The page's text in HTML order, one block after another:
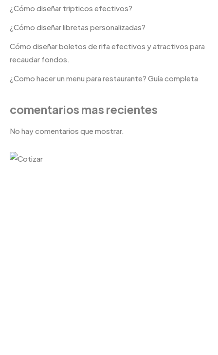
¿Cómo diseñar tripticos efectivos?
¿Cómo diseñar libretas personalizadas?
Cómo diseñar boletos de rifa efectivos y atractivos para
recaudar fondos.
¿Como hacer un menu para restaurante? Guía completa
comentarios mas recientes
No hay comentarios que mostrar.